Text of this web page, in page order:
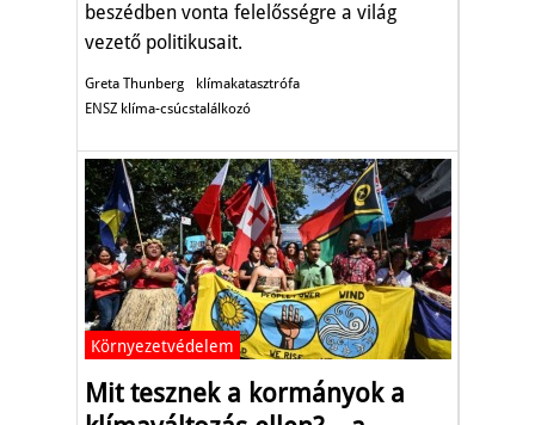
beszédben vonta felelősségre a világ
vezető politikusait.
Greta Thunberg
klímakatasztrófa
ENSZ klíma-csúcstalálkozó
Környezetvédelem
Mit tesznek a kormányok a